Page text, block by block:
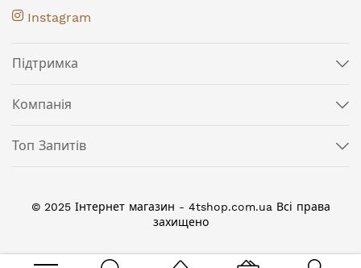
Instagram
Підтримка
Компанія
Топ Запитів
© 2025 Інтернет магазин - 4tshop.com.ua Всі права
захищено